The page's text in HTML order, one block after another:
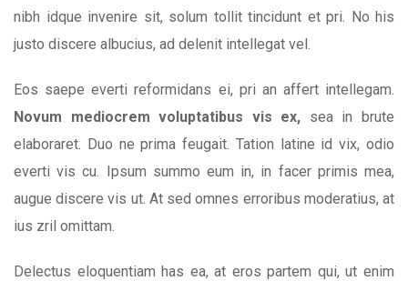
nibh idque invenire sit, solum tollit tincidunt et pri. No his
justo discere albucius, ad delenit intellegat vel.
Eos saepe everti reformidans ei, pri an affert intellegam.
Novum mediocrem voluptatibus vis ex, sea in brute
elaboraret. Duo ne prima feugait. Tation latine id vix, odio
everti vis cu. Ipsum summo eum in, in facer primis mea,
augue discere vis ut. At sed omnes erroribus moderatius, at
ius zril omittam.
Delectus eloquentiam has ea, at eros partem qui, ut enim